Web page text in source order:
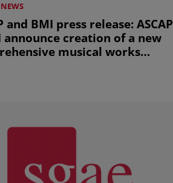
and BMI press release: ASCAP
announce creation of a new
musical works